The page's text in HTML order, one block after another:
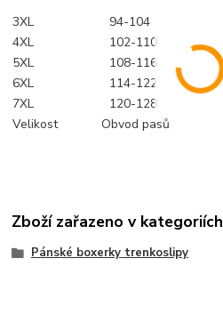
3XL
94-104
4XL
102-110
5XL
108-116
6XL
114-122
7XL
120-128
Velikost
Obvod pasů
Zboží zařazeno v kategoriích
Pánské boxerky trenkoslipy